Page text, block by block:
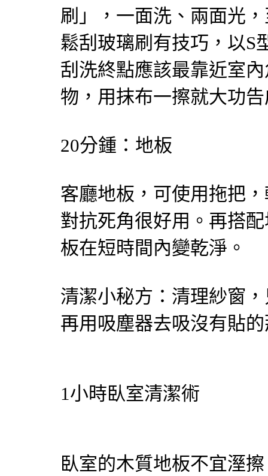
刷」，一面洗、兩面光
鬆刮玻璃刷有技巧，以S
刮洗終點應該最靠近室
物，用抹布一擦就大功
20分鍾：地板
客廳地板，可使用拖把
對抗死角很好用。再搭
板在短時間內變乾淨。
清潔小秘方：清理紗窗
再用吸塵器去吸沒有貼
1小時臥室清潔術
臥室的木質地板不宜溼